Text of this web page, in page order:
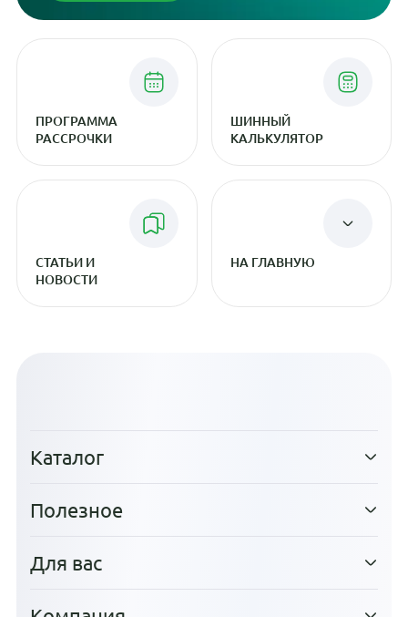
ПРОГРАММА
РАССРОЧКИ
ШИННЫЙ
КАЛЬКУЛЯТОР
СТАТЬИ И
НОВОСТИ
НА ГЛАВНУЮ
Каталог
Полезное
Для вас